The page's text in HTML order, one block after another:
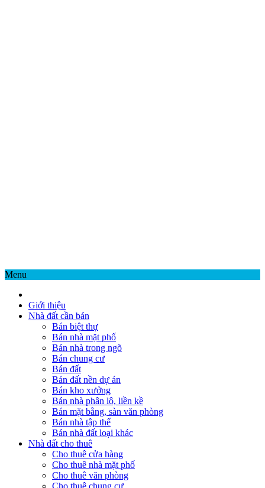
Menu
Giới thiệu
Nhà đất cần bán
Bán biệt thự
Bán nhà mặt phố
Bán nhà trong ngõ
Bán chung cư
Bán đất
Bán đất nền dự án
Bán kho xưởng
Bán nhà phân lô, liền kề
Bán mặt bằng, sàn văn phòng
Bán nhà tập thể
Bán nhà đất loại khác
Nhà đất cho thuê
Cho thuê cửa hàng
Cho thuê nhà mặt phố
Cho thuê văn phòng
Cho thuê chung cư